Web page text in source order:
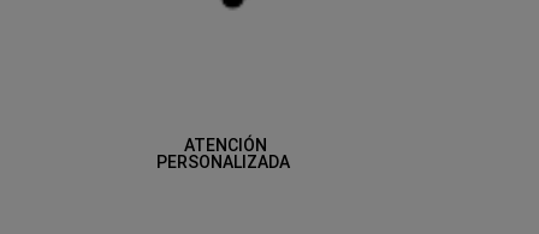
ATENCIÓN
PERSONALIZADA